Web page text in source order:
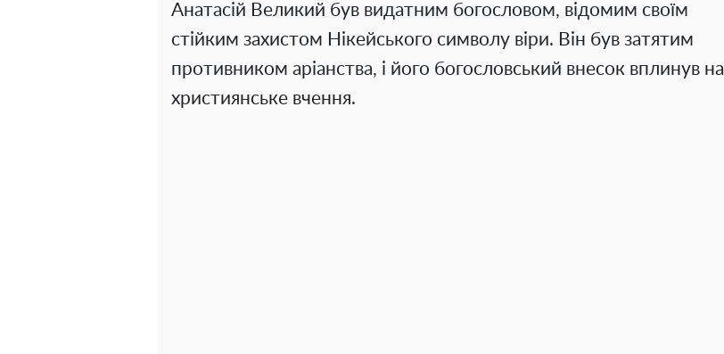
Анатасій Великий був видатним богословом, відомим своїм
стійким захистом Нікейського символу віри. Він був затятим
противником аріанства, і його богословський внесок вплинув на
християнське вчення.